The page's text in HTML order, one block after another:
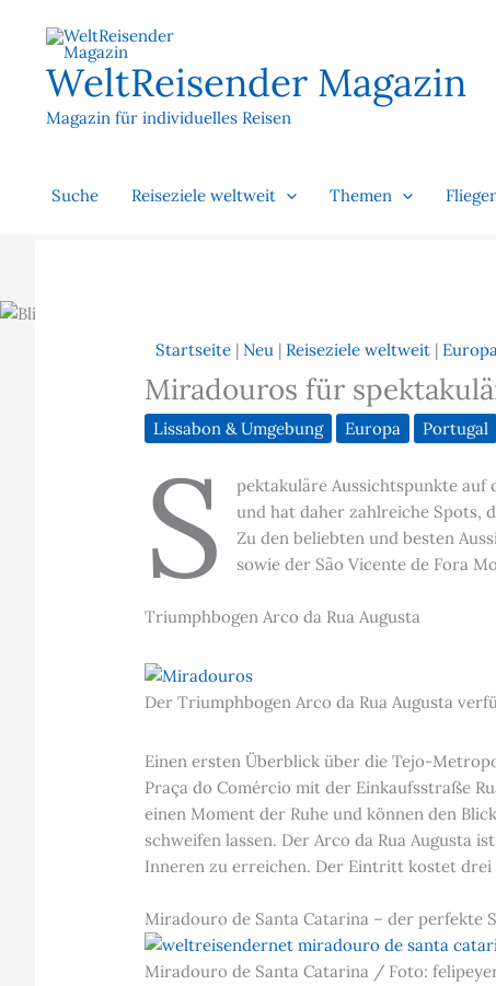
springenWeltReisender Magazin
Magazin für individuelles Reisen
Suche Reiseziele weltweit Themen
Startseite | Neu | Reiseziele weltweit |
Miradouros für
Lissabon & Umgebung Europa Portugal
S
pektakuläre Aussichtspunkte auf
und hat daher zahlreiche Spots,
Zu den beliebten und besten
sowie der São Vicente de Fora
Triumphbogen Arco da Rua Augusta
Der Triumphbogen Arco da Rua Augusta
Einen ersten Überblick über die Tejo-
Praça do Comércio mit der Einkaufsstraße
einen Moment der Ruhe und können den
schweifen lassen. Der Arco da Rua Augusta
Inneren zu erreichen. Der Eintritt kostet
Miradouro de Santa Catarina – der perfekte
Miradouro de Santa Catarina / Foto: